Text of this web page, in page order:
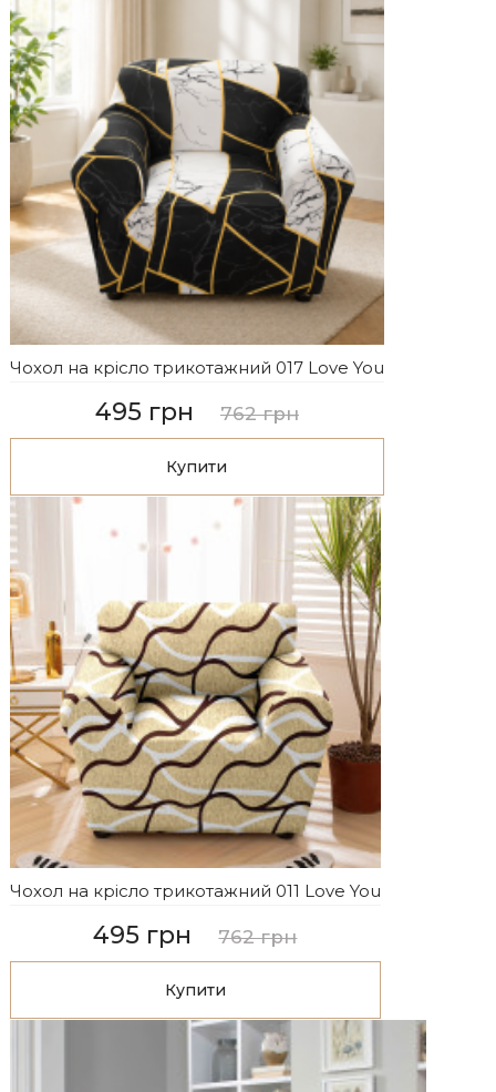
Чохол на крісло трикотажний 017 Love You
495 грн 762 грн
Купити
Чохол на крісло трикотажний 011 Love You
495 грн 762 грн
Купити